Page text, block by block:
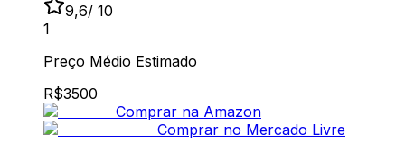
9,6/ 10
1
Preço Médio Estimado
R$3500
Comprar na Amazon
Comprar no Mercado Livre